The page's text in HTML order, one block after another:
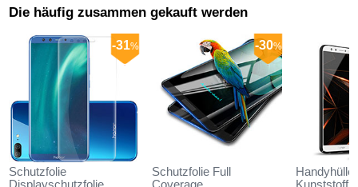
Die häufig zusammen gekauft werden
Schutzfolie
Displayschutzfolie
-31%
Schutzfolie Full
Coverage
-30%
Handyhülle
Kunststoff